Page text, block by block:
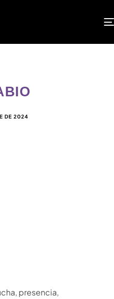
DE 2024
presencia,